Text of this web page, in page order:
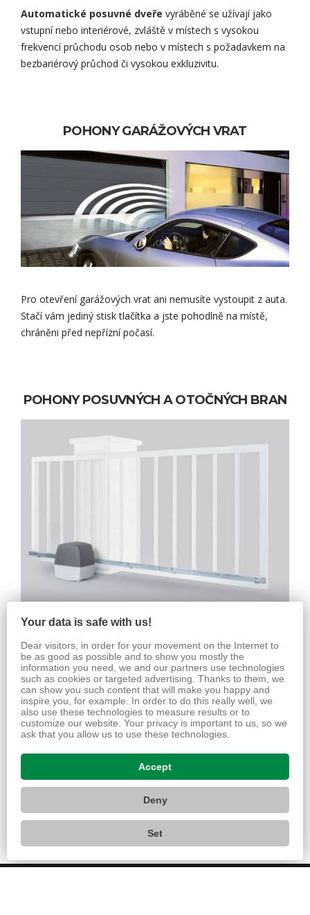
Automatické posuvné dveře vyráběné se užívají jako
vstupní nebo interiérové, zvláště v místech s vysokou
frekvencí průchodu osob nebo v místech s požadavkem na
bezbariérový průchod či vysokou exkluzivitu.
POHONY GARÁŽOVÝCH VRAT
Pro otevření garážových vrat ani nemusíte vystoupit z auta.
Stačí vám jediný stisk tlačítka a jste pohodlně na místě,
chráněni před nepřízní počasí.
POHONY POSUVNÝCH A OTOČNÝCH BRAN
Pro pohon otočných bran používáme kvalitní značku
Hörmann. Pro otočné brány nabízíme řadu RotaMatic,
RotaMatic Akku pro brány bez přímého připojení na el. síť a
řadu VersaMatic. Pohon posuvných bran obstará řada
LineaMatic.
Your data is safe with us!
Dear visitors, in order for your movement on the Internet to
be as good as possible and to show you mostly the
information you need, we and our partners use technologies
such as cookies or targeted advertising. Thanks to them, we
can show you such content that will make you happy and
inspire you, for example. In order to do this really well, we
also use these technologies to measure results or to
customize our website. Your privacy is important to us, so we
ask that you allow us to use these technologies.
Accept
Deny
Set